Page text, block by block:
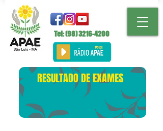
Tel: (98)3216-4200
RESULTADO DE EXAMES